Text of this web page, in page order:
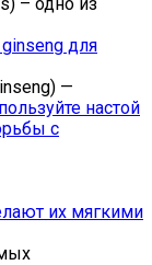
для
—
настой
с
их мягкими